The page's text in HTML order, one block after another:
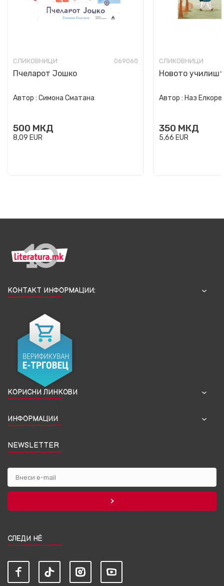
СЛИКОВНИЦИ 069060
Пчеларот Јошко
Автор : Симона Сматана
500 МКД
8,09 EUR
СЛИКОВНИЦИ
Новото
Автор : Наз
350 МКД
5,66 EUR
КОНТАКТ ИНФОРМАЦИИ:
КОРИСНИ ЛИНКОВИ
ИНФОРМАЦИИ
NEWSLETTER
СЛЕДИ НЀ